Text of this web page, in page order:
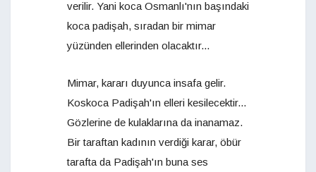
verilir. Yani koca Osmanlı'nın başındaki
koca padişah, sıradan bir mimar
yüzünden ellerinden olacaktır...
Mimar, kararı duyunca insafa gelir.
Koskoca Padişah'ın elleri kesilecektir...
Gözlerine de kulaklarına da inanamaz.
Bir taraftan kadının verdiği karar, öbür
tarafta da Padişah'ın buna ses